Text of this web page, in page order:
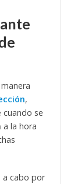
,
se
a la hora
a cabo por